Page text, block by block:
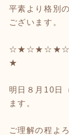
平素より格別
ございます。
★
明日８月10日
ます。
ご理解の程よ